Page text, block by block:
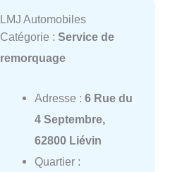
LMJ Automobiles
Catégorie : Service de
remorquage
Adresse : 6 Rue du
4 Septembre,
62800 Liévin
Quartier :